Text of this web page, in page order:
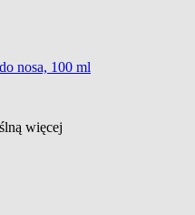
nosa, 100 ml
więcej